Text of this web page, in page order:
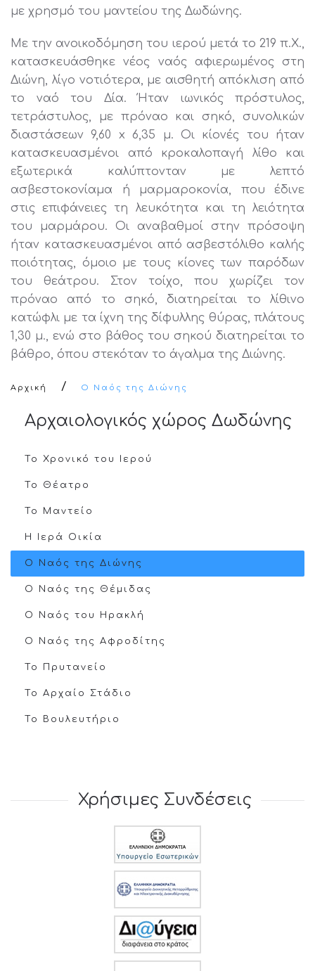
με χρησμό του μαντείου της Δωδώνης.
Με την ανοικοδόμηση του ιερού μετά το 219 π.Χ.,
κατασκευάσθηκε νέος ναός αφιερωμένος στη
Διώνη, λίγο νοτιότερα, με αισθητή απόκλιση από
το ναό του Δία. Ήταν ιωνικός πρόστυλος,
τετράστυλος, με πρόναο και σηκό, συνολικών
διαστάσεων 9,60 x 6,35 μ. Οι κίονές του ήταν
κατασκευασμένοι από κροκαλοπαγή λίθο και
εξωτερικά καλύπτονταν με λεπτό
ασβεστοκονίαμα ή μαρμαροκονία, που έδινε
στις επιφάνειες τη λευκότητα και τη λειότητα
του μαρμάρου. Οι αναβαθμοί στην πρόσοψη
ήταν κατασκευασμένοι από ασβεστόλιθο καλής
ποιότητας, όμοιο με τους κίονες των παρόδων
του θεάτρου. Στον τοίχο, που χωρίζει τον
πρόναο από το σηκό, διατηρείται το λίθινο
κατώφλι με τα ίχνη της δίφυλλης θύρας, πλάτους
1,30 μ., ενώ στο βάθος του σηκού διατηρείται το
βάθρο, όπου στεκόταν το άγαλμα της Διώνης.
Αρχική Ο Ναός της Διώνης
Αρχαιολογικός χώρος Δωδώνης
Το Χρονικό του Ιερού
Το Θέατρο
Το Μαντείο
Η Ιερά Οικία
Ο Ναός της Διώνης
Ο Ναός της Θέμιδας
Ο Ναός του Ηρακλή
Ο Ναός της Αφροδίτης
Το Πρυτανείο
Το Αρχαίο Στάδιο
Το Βουλευτήριο
Χρήσιμες Συνδέσεις